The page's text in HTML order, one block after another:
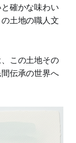
確かな味わい
土地の職人文
この土地その
伝承の世界へ